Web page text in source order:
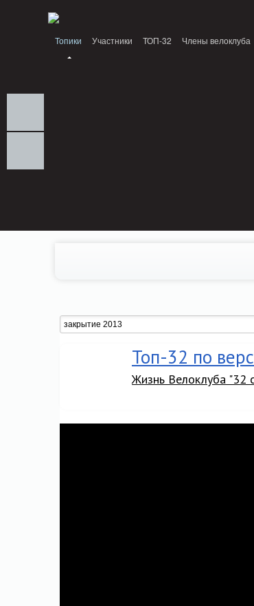
Топики Участники ТОП-32 Члены велоклуба
Топ-32 по
Жизнь Велоклуба "32